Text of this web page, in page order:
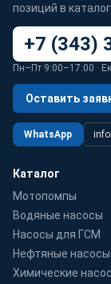
позиций в
+7 (343)
Пн–Пт 9:00–17:00 ·
Оставить
WhatsApp
Каталог
Мотопомпы
Водяные насосы
Насосы для ГСМ
Нефтяные насосы
Химические